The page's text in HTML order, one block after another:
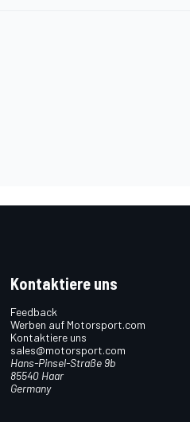
Kontaktiere uns
Feedback
Werben auf Motorsport.com
Kontaktiere uns
sales@motorsport.com
Hans-Pinsel-Straße 9b
85540 Haar
Germany